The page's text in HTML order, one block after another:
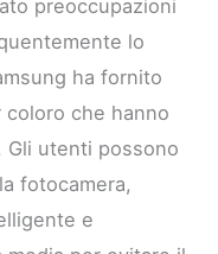
preoccupazioni
lo
ha fornito
che hanno
Gli utenti possono
fotocamera,
e